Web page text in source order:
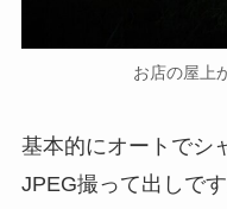
お店の屋上
基本的にオートでシ
JPEG撮って出しで